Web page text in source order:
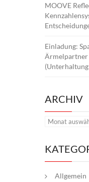
MOOVE
Einladung:
Ärmelpartner
ARCHIV
Archiv
Allgemein